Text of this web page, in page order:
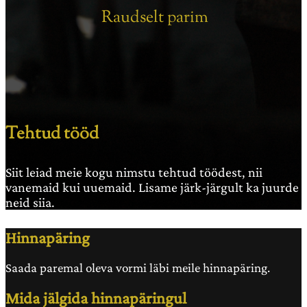
Raudselt parim
Tehtud tööd
Siit leiad meie kogu nimstu tehtud töödest, nii
vanemaid kui uuemaid. Lisame järk-järgult ka juurde
neid siia.
Hinnapäring
Saada paremal oleva vormi läbi meile hinnapäring.
Mida jälgida hinnapäringul